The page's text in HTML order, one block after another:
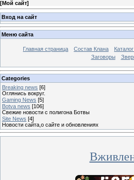
[Мой сайт]
Вход на сайт
Меню сайта
Главная страница Состав Клана
Заговоры
Categories
Breaking news [6]
Оглянись вокруг.
Gaming News [5]
Botva news [106]
Свежие новости с полигона Ботвы
Site News [4]
Новости сайта,о сайте и обновлениях